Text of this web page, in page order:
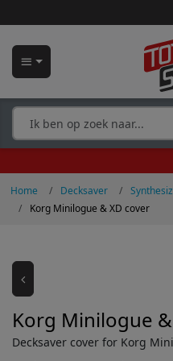
Home Decksaver
Korg Minilogue & XD cover
Korg Minilogue
Decksaver cover for Korg